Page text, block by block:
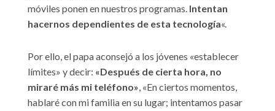
móviles ponen en nuestros programas. Intentan
hacernos dependientes de esta tecnología«.
Por ello, el papa aconsejó a los jóvenes «establecer
límites» y decir: «Después de cierta hora, no
miraré más mi teléfono», «En ciertos momentos,
hablaré con mi familia en su lugar; intentamos pasar